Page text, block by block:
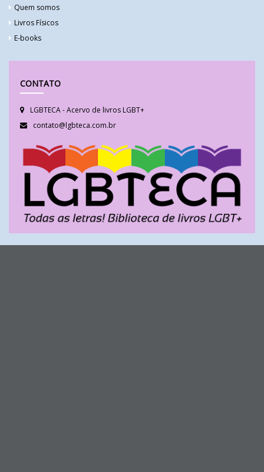
Quem somos
Livros Físicos
E-books
CONTATO
LGBTECA - Acervo de livros LGBT+
contato@lgbteca.com.br